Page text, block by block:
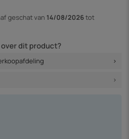
geschat van 14/08/2026tot
dit product?